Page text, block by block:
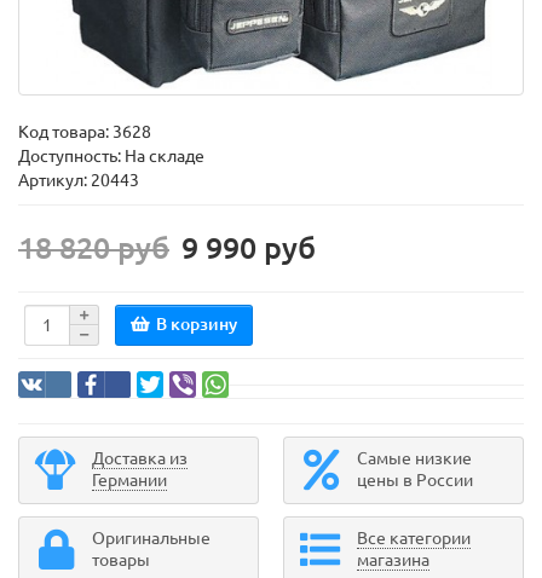
Код товара: 3628
Доступность: На складе
Артикул: 20443
18 820 руб 9 990 руб
В корзину
Доставка из
Германии
Самые низкие
цены в России
Оригинальные
товары
Все категории
магазина